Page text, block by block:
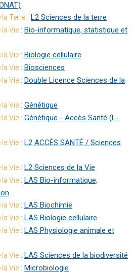
Terre : L2 Sciences de la terre
Vie : Bio-informatique, statistique et
Vie : Biologie cellulaire
Vie : Biosciences
Vie : Double Licence Sciences de la
Vie : Génétique
Vie : Génétique - Accès Santé (L-
Vie : L2 ACCÈS SANTÉ / Sciences
Vie : L2 Sciences de la Vie
Vie : LAS Bio-informatique,
Vie : LAS Biochimie
Vie : LAS Biologie cellulaire
Vie : LAS Physiologie animale et
Vie : LAS Sciences de la biodiversité
Vie : Microbiologie